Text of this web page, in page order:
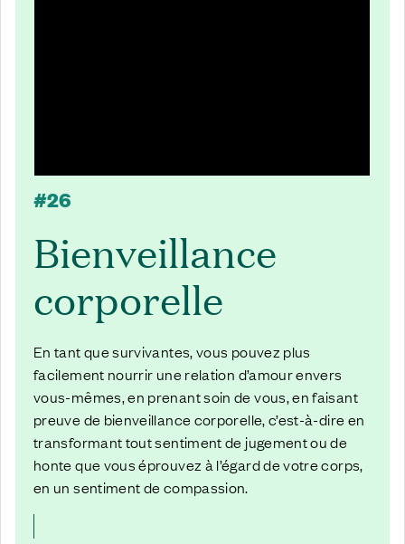
#26
Bienveillance
corporelle
En tant que survivantes, vous pouvez plus
facilement nourrir une relation d’amour envers
vous-mêmes, en prenant soin de vous, en faisant
preuve de bienveillance corporelle, c’est-à-dire en
transformant tout sentiment de jugement ou de
honte que vous éprouvez à l’égard de votre corps,
en un sentiment de compassion.